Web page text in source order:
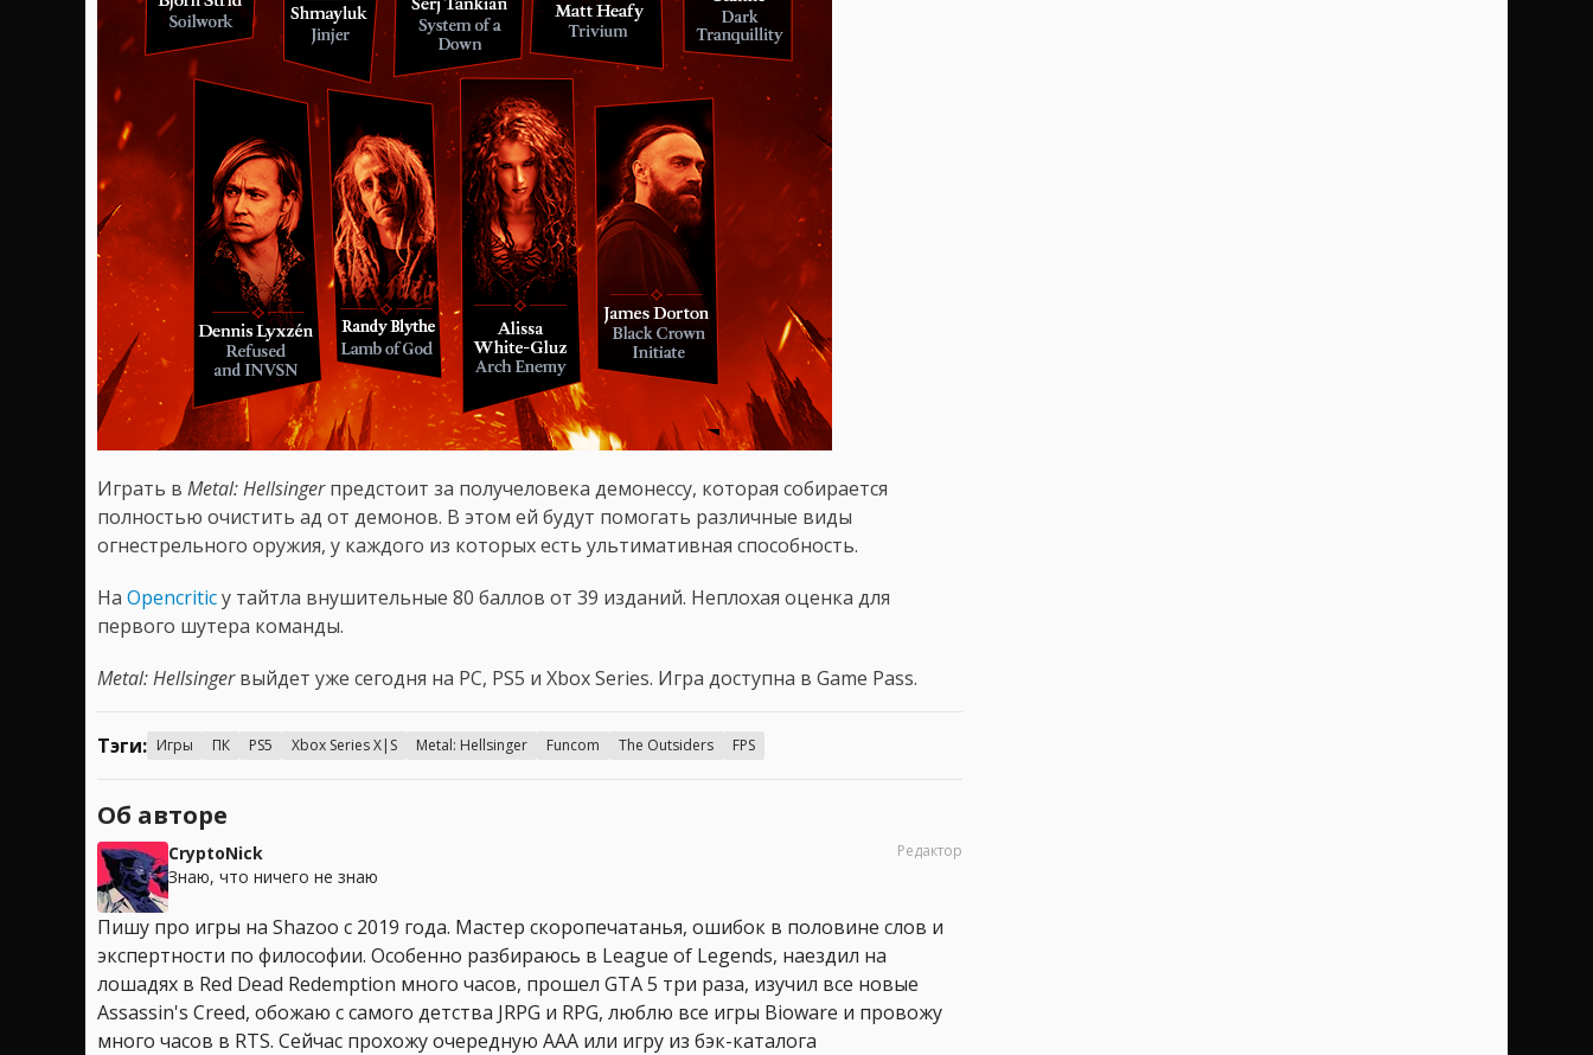
Играть в Metal: Hellsingerпредстоит за получеловека демонессу, которая собирается
полностью очистить ад от демонов. В этом ей будут помогать различные виды
огнестрельного оружия, у каждого из которых есть ультимативная способность.
На Opencriticу тайтла внушительные 80 баллов от 39 изданий. Неплохая оценка для
первого шутера команды.
Metal: Hellsingerвыйдет уже сегодня на PC, PS5 и Xbox Series. Игра доступна в Game Pass.
Тэги: Игры ПК PS5 Xbox Series X|S Metal: Hellsinger Funcom The Outsiders FPS
Об авторе
CryptoNick
Знаю, что ничего не знаю
Редактор
Пишу про игры на Shazoo с 2019 года. Мастер скоропечатанья, ошибок в половине слов и
экспертности по философии. Особенно разбираюсь в League of Legends, наездил на
лошадях в Red Dead Redemption много часов, прошел GTA 5 три раза, изучил все новые
Assassin's Creed, обожаю с самого детства JRPG и RPG, люблю все игры Bioware и провожу
много часов в RTS. Сейчас прохожу очередную AAA или игру из бэк-каталога